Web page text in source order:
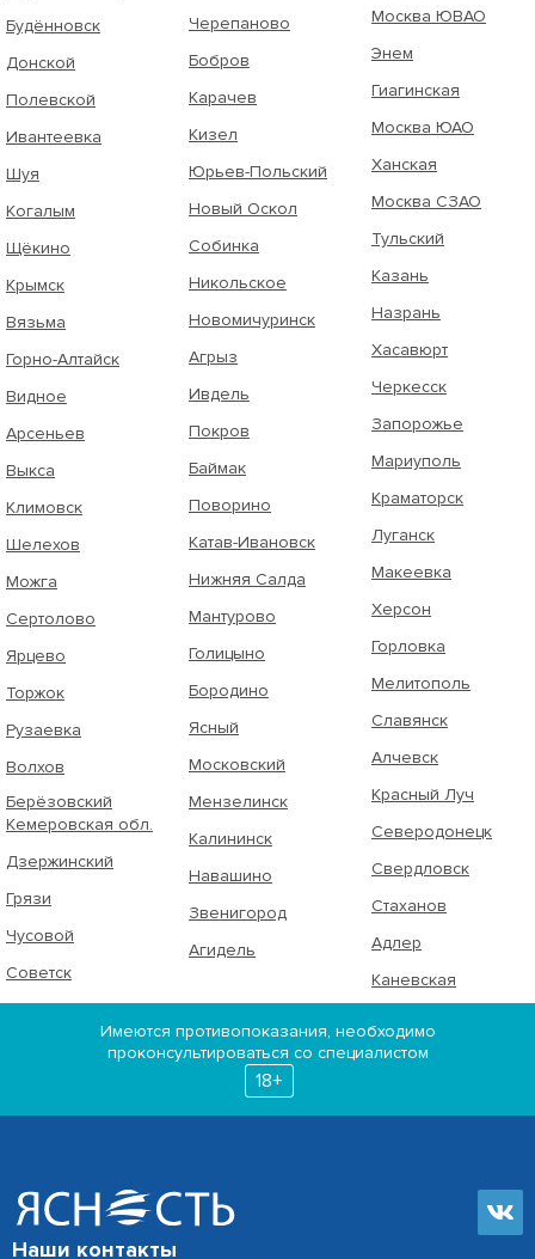
Будённовск
Донской
Полевской
Ивантеевка
Шуя
Когалым
Щёкино
Крымск
Вязьма
Горно-Алтайск
Видное
Арсеньев
Выкса
Климовск
Шелехов
Можга
Сертолово
Ярцево
Торжок
Рузаевка
Волхов
Берёзовский
Кемеровская обл.
Дзержинский
Грязи
Чусовой
Советск
Черепаново
Бобров
Карачев
Кизел
Юрьев-Польский
Новый Оскол
Собинка
Никольское
Новомичуринск
Агрыз
Ивдель
Покров
Баймак
Поворино
Катав-Ивановск
Нижняя Салда
Мантурово
Голицыно
Бородино
Ясный
Московский
Мензелинск
Калининск
Навашино
Звенигород
Агидель
Москва ЮВАО
Энем
Гиагинская
Москва ЮАО
Ханская
Москва СЗАО
Тульский
Казань
Назрань
Хасавюрт
Черкесск
Запорожье
Мариуполь
Краматорск
Луганск
Макеевка
Херсон
Горловка
Мелитополь
Славянск
Алчевск
Красный Луч
Северодонецк
Свердловск
Стаханов
Адлер
Каневская
Имеются противопоказания, необходимо
проконсультироваться со специалистом
18+
Наши контакты